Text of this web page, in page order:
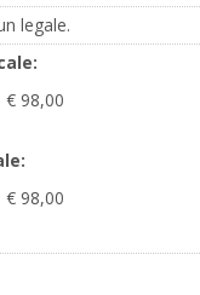
legale.
98,00
98,00